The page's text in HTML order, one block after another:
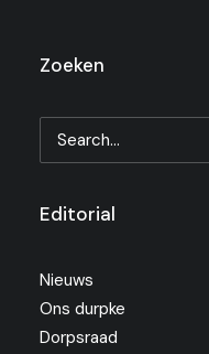
Zoeken
Editorial
Nieuws
Ons durpke
Dorpsraad